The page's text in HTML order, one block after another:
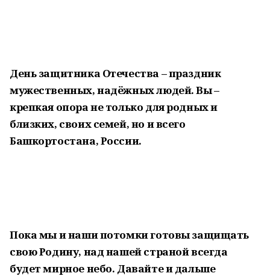
День защитника Отечества – праздник
мужественных, надёжных людей. Вы –
крепкая опора не только для родных и
близких, своих семей, но и всего
Башкортостана, России.
Пока мы и наши потомки готовы защищать
свою Родину, над нашей страной всегда
будет мирное небо. Давайте и дальше